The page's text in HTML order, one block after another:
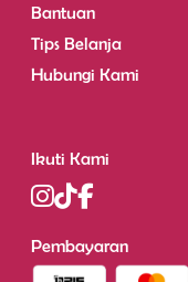
Bantuan
Tips Belanja
Hubungi Kami
Ikuti Kami
Pembayaran